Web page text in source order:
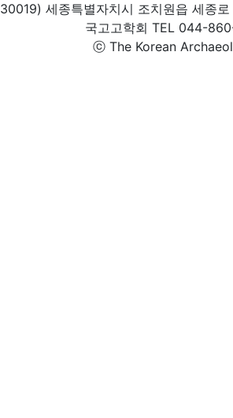
30019) 세종특별자치시 조치원읍 세종
국고고학회 TEL 044-
ⓒ The Korean